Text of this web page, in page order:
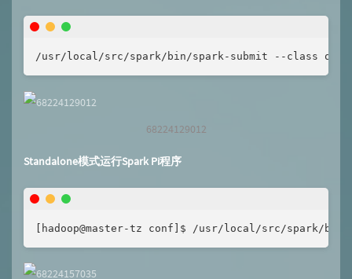
/usr/local/src/spark/bin/spark-submit --class
68224129012
Standalone模式运行Spark Pi程序
[hadoop@master-tz conf]$ /usr/local/src/spark/